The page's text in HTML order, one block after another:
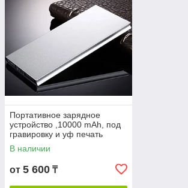
Портативное зарядное
устройство ,10000 mAh, под
гравировку и уф печать
В наличии
от 5 600 ₸